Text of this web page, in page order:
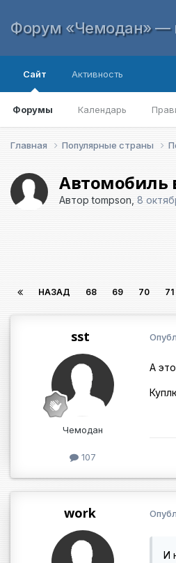
Форум «Чемодан» —
Сайт
Форумы Календарь
Активность
Главная Популярные страны
Автомобиль
Авторtompson 8
НАЗАД 68 69 70 71
sst
Чемодан
107
А
work
И